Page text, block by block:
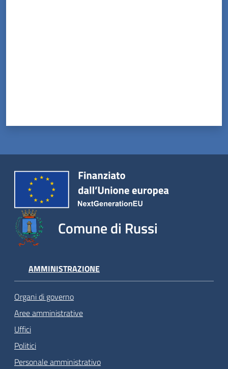
Comune di Russi
AMMINISTRAZIONE
Organi di governo
Aree amministrative
Uffici
Politici
Personale amministrativo